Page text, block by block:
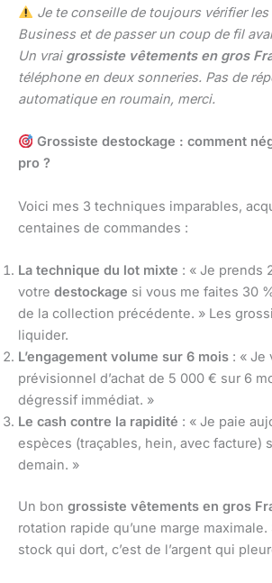
Je te conseille de toujours vérifier
Business et de passer un coup de fil
Un vrai grossiste vêtements en gros
téléphone en deux sonneries. Pas de
automatique en roumain, merci.
Grossiste destockage : comment
pro ?
Voici mes 3 techniques imparables,
centaines de commandes :
La technique du lot mixte : « Je prends
votre destockage si vous me faites 30
de la collection précédente. » Les
liquider.
L’engagement volume sur 6 mois : « Je
prévisionnel d’achat de 5 000 € sur 6
dégressif immédiat. »
Le cash contre la rapidité : « Je paie
espèces (traçables, hein, avec facture)
demain. »
Un bon grossiste vêtements en gros
rotation rapide qu’une marge
stock qui dort, c’est de l’argent qui